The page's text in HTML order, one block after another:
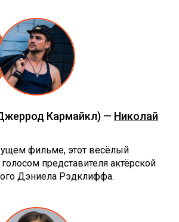
Кармайкл) — Николай
фильме, этот весёлый
представителя актёрской
Дэниела Рэдклиффа.